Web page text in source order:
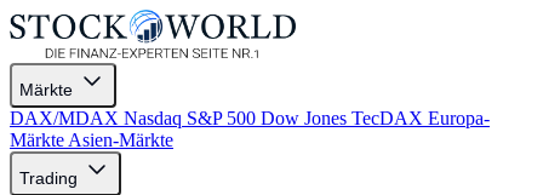
Märkte
DAX/MDAX Nasdaq S&P 500 Dow Jones TecDAX Europa-
Märkte Asien-Märkte
Trading